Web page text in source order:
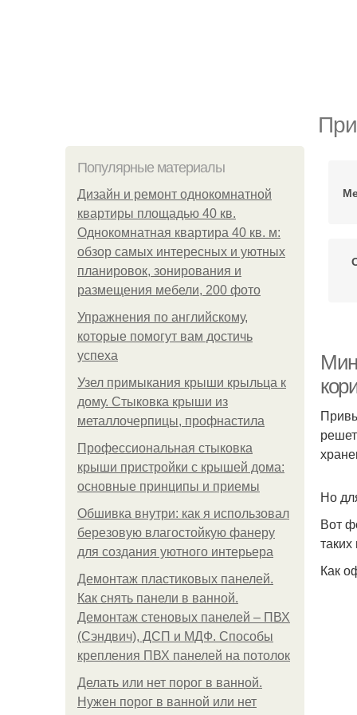
Популярные материалы
Дизайн и ремонт однокомнатной
квартиры площадью 40 кв.
Однокомнатная квартира 40 кв. м:
обзор самых интересных и уютных
планировок, зонирования и
размещения мебели, 200 фото
Упражнения по английскому,
которые помогут вам достичь
успеха
Узел примыкания крыши крыльца к
дому. Стыковка крыши из
металлочерпицы, профнастила
Профессиональная стыковка
крыши пристройки с крышей дома:
основные принципы и приемы
Обшивка внутри: как я использовал
березовую влагостойкую фанеру
для создания уютного интерьера
Демонтаж пластиковых панелей.
Как снять панели в ванной.
Демонтаж стеновых панелей – ПВХ
(Сэндвич), ДСП и МДФ. Способы
крепления ПВХ панелей на потолок
Делать или нет порог в ванной.
Нужен порог в ванной или нет
Но
Вот
Как